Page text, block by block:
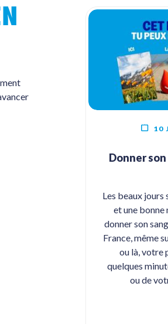
10
Donner
Les beaux jours
et une bonne
donner son
France, même
ou là, votre
quelques
ou de